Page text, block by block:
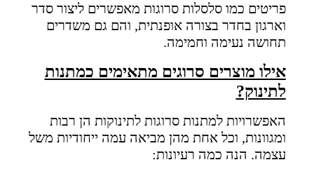
פריטים כמו סלסלות סרוגות מאפשרים ליצור סדר
וארגון בחדר בצורה אופנתית, והם גם משדרים
תחושה נעימה וחמימה.
אילו מוצרים סרוגים מתאימים כמתנות
לתינוק?
האפשרויות למתנות סרוגות לתינוקות הן רבות
ומגוונות, וכל אחת מהן מביאה עמה ייחודיות משל
עצמה. הנה כמה רעיונות: